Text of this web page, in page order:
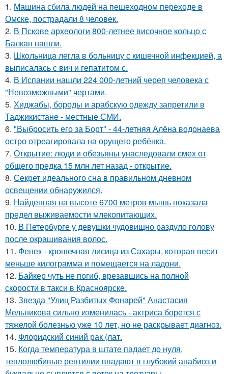
1. Машина сбила людей на пешеходном переходе в
Омске, пострадали 8 человек.
2. В Пскове археологи 800-летнее височное кольцо с
Балкан нашли.
3. Шкoльницa легла в больницу с кишечной инфекцией, а
выписалась с вич и гепатитом с.
4. В Испании нашли 224 000-летний череп человека с
"Невозможными" чертами.
5. Хиджабы, бороды и арабскую одежду запретили в
Таджикистане - местные СМИ.
6. "Выбросить его за Борт" - 44-летняя Алёна водонаева
остро отреагировала на орущего ребёнка.
7. Открытие: люди и обезьяны унаследовали смех от
общего предка 15 млн лет назад - открытие.
8. Секрет идеального сна в правильном дневном
освещении обнаружился.
9. Найденная на высоте 6700 метров мышь показала
предел выживаемости млекопитающих.
10. В Петербурге у девушки чудовищно раздуло голову
после окрашивания волос.
11. Фенек - крошечная лисица из Сахары, которая весит
меньше килограмма и помещается на ладони.
12. Байкер чуть не погиб, врезавшись на полной
скорости в такси в Красноярске.
13. Звезда "Улиц Разбитых Фонарей" Анастасия
Мельникова сильно изменилась - актриса борется с
тяжелой болезнью уже 10 лет, но не раскрывает диагноз.
14. Флоридский синий рак (лат.
15. Когда температура в штате падает до нуля,
теплолюбивые рептилии впадают в глубокий анабиоз и